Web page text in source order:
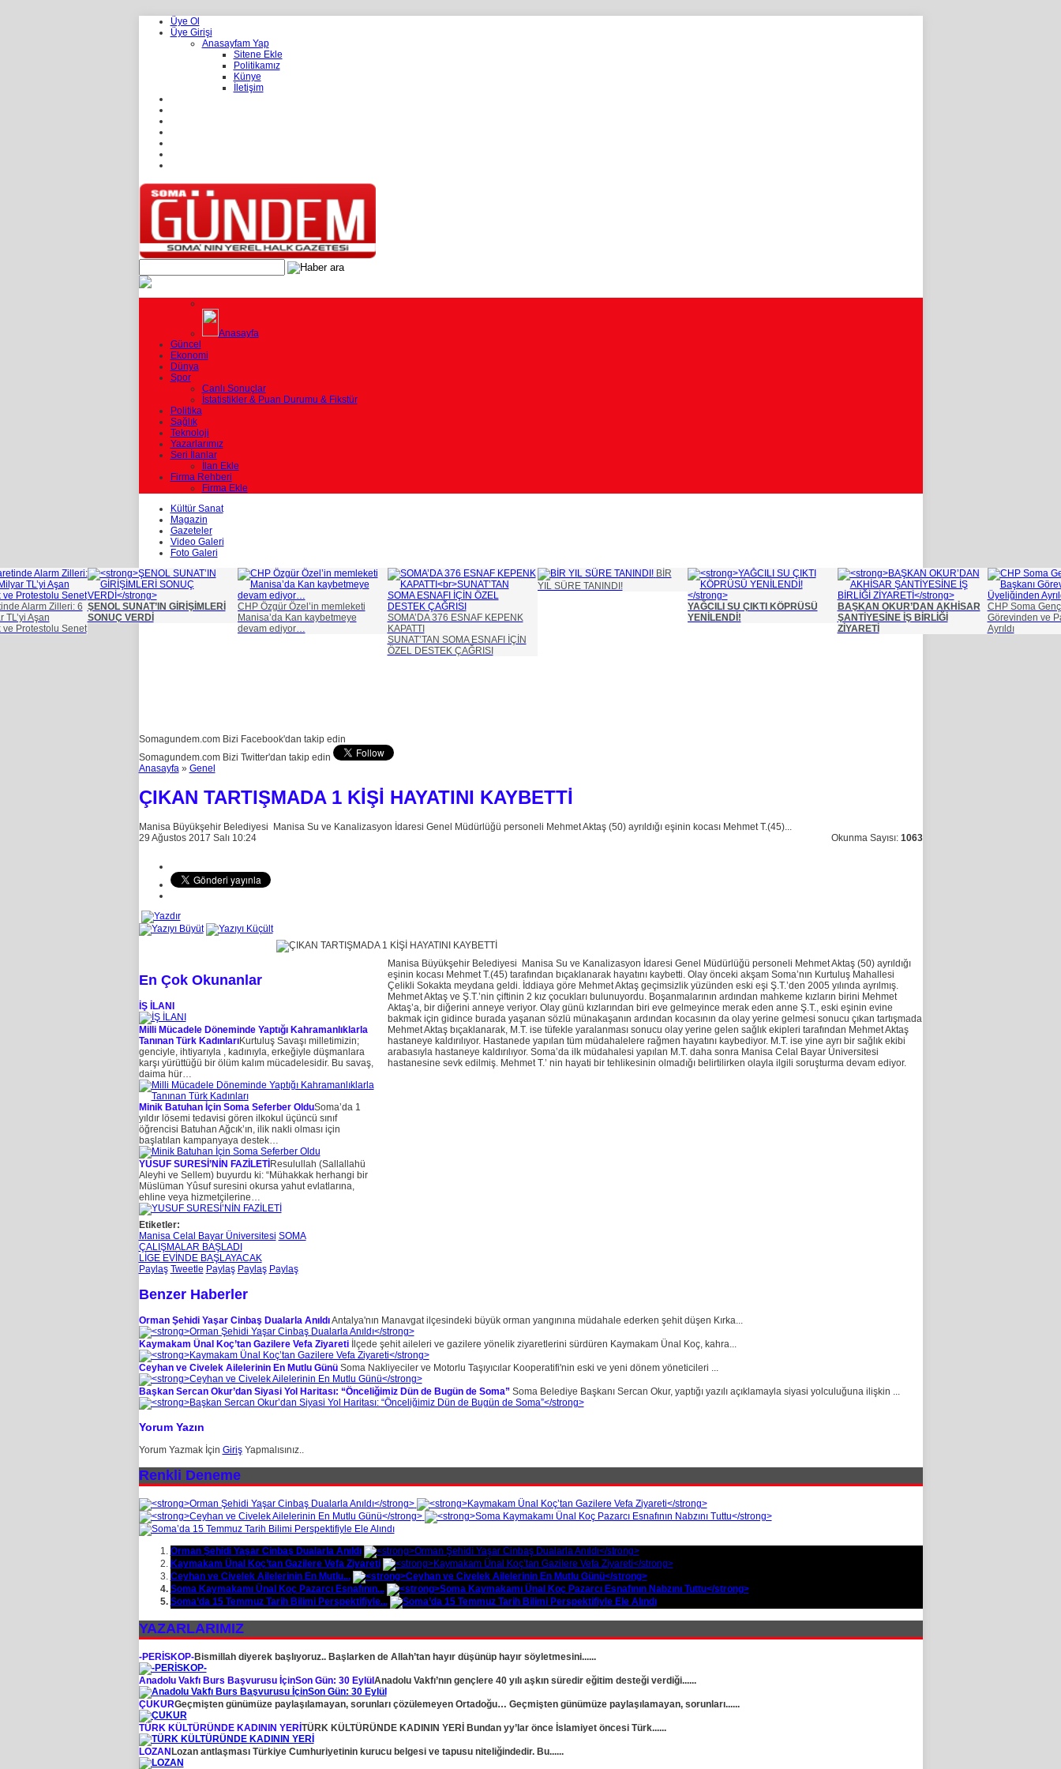
Üye Ol
Üye Girişi
Anasayfam Yap
Sitene Ekle
Politikamız
Künye
İletişim
Anasayfa
Güncel
Ekonomi
Dünya
Spor
Canlı Sonuçlar
İstatistikler & Puan Durumu & Fikstür
Politika
Sağlık
Teknoloji
Yazarlarımız
Seri İlanlar
İlan Ekle
Firma Rehberi
Firma Ekle
Kültür Sanat
Magazin
Gazeteler
Video Galeri
Foto Galeri
Alarm Zilleri: 6
TL’yi Aşan
ve Protestolu Senet
ŞENOL SUNAT’IN GİRİŞİMLERİ
SONUÇ VERDİ
CHP Özgür Özel’in memleketi
Manisa’da Kan kaybetmeye
devam ediyor…
SOMA’DA 376 ESNAF KEPENK
KAPATTI
SUNAT’TAN SOMA ESNAFI İÇİN
ÖZEL DESTEK ÇAĞRISI
BİR
YIL SÜRE TANINDI!
YAĞCILI SU ÇIKTI KÖPRÜSÜ
YENİLENDİ!
BAŞKAN OKUR’DAN AKHİSAR
ŞANTİYESİNE İŞ BİRLİĞİ
ZİYARETİ
CHP Soma
Görevinden ve
Ayrıldı
Somagundem.com Bizi Facebook'dan takip edin
Somagundem.com Bizi Twitter'dan takip edin
Anasayfa» Genel
ÇIKAN TARTIŞMADA 1 KİŞİ HAYATINI KAYBETTİ
Manisa Büyükşehir Belediyesi Manisa Su ve Kanalizasyon İdaresi Genel Müdürlüğü personeli Mehmet Aktaş (50) ayrıldığı eşinin kocası Mehmet T.(45)...
29 Ağustos 2017 Salı 10:24
Okunma Sayısı: 1063
En Çok Okunanlar
İŞ İLANI
Milli Mücadele Döneminde Yaptığı Kahramanlıklarla
Tanınan Türk KadınlarıKurtuluş Savaşı milletimizin;
genciyle, ihtiyarıyla , kadınıyla, erkeğiyle düşmanlara
karşı yürüttüğü bir ölüm kalım mücadelesidir. Bu savaş,
daima hür…
Minik Batuhan İçin Soma Seferber OlduSoma’da 1
yıldır lösemi tedavisi gören ilkokul üçüncü sınıf
öğrencisi Batuhan Ağcık’ın, ilik nakli olması için
başlatılan kampanyaya destek…
YUSUF SURESİ’NİN FAZİLETİ Resulullah (Sallallahü
Aleyhi ve Sellem) buyurdu ki: “Mühakkak herhangi bir
Müslüman Yûsuf suresini okursa yahut evlatlarına,
ehline veya hizmetçilerine…
Manisa Büyükşehir Belediyesi Manisa Su ve Kanalizasyon İdaresi Genel Müdürlüğü personeli Mehmet Aktaş (50) ayrıldığı
eşinin kocası Mehmet T.(45) tarafından bıçaklanarak hayatını kaybetti. Olay önceki akşam Soma’nın Kurtuluş Mahallesi
Çelikli Sokakta meydana geldi. İddiaya göre Mehmet Aktaş geçimsizlik yüzünden eski eşi Ş.T.’den 2005 yılında ayrılmış.
Mehmet Aktaş ve Ş.T.’nin çiftinin 2 kız çocukları bulunuyordu. Boşanmalarının ardından mahkeme kızların birini Mehmet
Aktaş’a, bir diğerini anneye veriyor. Olay günü kızlarından biri eve gelmeyince merak eden anne Ş.T., eski eşinin evine
bakmak için gidince burada yaşanan sözlü münakaşanın ardından kocasının da olay yerine gelmesi sonucu çıkan tartışmada
Mehmet Aktaş bıçaklanarak, M.T. ise tüfekle yaralanması sonucu olay yerine gelen sağlık ekipleri tarafından Mehmet Aktaş
hastaneye kaldırılıyor. Hastanede yapılan tüm müdahalelere rağmen hayatını kaybediyor. M.T. ise yine ayrı bir sağlık ekibi
arabasıyla hastaneye kaldırılıyor. Soma’da ilk müdahalesi yapılan M.T. daha sonra Manisa Celal Bayar Üniversitesi
hastanesine sevk edilmiş. Mehmet T.’ nin hayati bir tehlikesinin olmadığı belirtilirken olayla ilgili soruşturma devam ediyor.
Etiketler:
Manisa Celal Bayar Üniversitesi SOMA
ÇALIŞMALAR BAŞLADI
LİGE EVİNDE BAŞLAYACAK
Paylaş Tweetle Paylaş Paylaş Paylaş
Benzer Haberler
Orman Şehidi Yaşar Cinbaş Dualarla AnıldıAntalya'nın Manavgat ilçesindeki büyük orman yangınına müdahale ederken şehit düşen Kırka...
Kaymakam Ünal Koç’tan Gazilere Vefa Ziyaretiİlçede şehit aileleri ve gazilere yönelik ziyaretlerini sürdüren Kaymakam Ünal Koç, kahra...
Ceyhan ve Civelek Ailelerinin En Mutlu GünüSoma Nakliyeciler ve Motorlu Taşıyıcılar Kooperatifi'nin eski ve yeni dönem yöneticileri ...
Başkan Sercan Okur’dan Siyasi Yol Haritası: “Önceliğimiz Dün de Bugün de Soma”Soma Belediye Başkanı Sercan Okur, yaptığı yazılı açıklamayla siyasi yolculuğuna ilişkin ...
Yorum Yazın
Yorum Yazmak İçin GirişYapmalısınız..
Renkli Deneme
Orman Şehidi Yaşar Cinbaş Dualarla Anıldı
Kaymakam Ünal Koç’tan Gazilere Vefa Ziyareti
Ceyhan ve Civelek Ailelerinin En Mutlu...
Soma Kaymakamı Ünal Koç Pazarcı Esnafının...
Soma’da 15 Temmuz Tarih Bilimi Perspektifiyle...
YAZARLARIMIZ
-PERİSKOP-Bismillah diyerek başlıyoruz.. Başlarken de Allah’tan hayır düşünüp hayır söyletmesini......
Anadolu Vakfı Burs Başvurusu İçinSon Gün: 30 EylülAnadolu Vakfı’nın gençlere 40 yılı aşkın süredir eğitim desteği verdiği......
ÇUKURGeçmişten günümüze paylaşılamayan, sorunları çözülemeyen Ortadoğu… Geçmişten günümüze paylaşılamayan, sorunları......
TÜRK KÜLTÜRÜNDE KADININ YERİTÜRK KÜLTÜRÜNDE KADININ YERİ Bundan yy’lar önce İslamiyet öncesi Türk......
LOZANLozan antlaşması Türkiye Cumhuriyetinin kurucu belgesi ve tapusu niteliğindedir. Bu......